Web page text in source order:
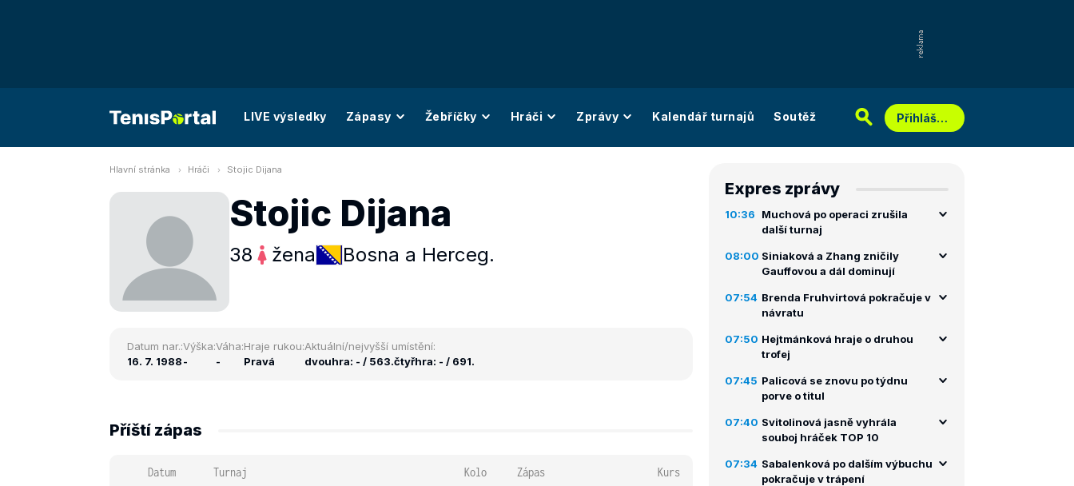
LIVE výsledky Zápasy Žebříčky Hráči Zprávy Kalendář turnajů Soutěž Přihlášení
Hlavní stránka Hráči Stojic Dijana
Stojic Dijana
38 žena Bosna a Herceg.
Datum nar.:
16. 7. 1988
Výška:
-
Váha:
-
Hraje rukou:
Pravá
Aktuální/nejvyšší umístění:
dvouhra: - / 563.čtyřhra: - / 691.
Příští zápas
Datum Turnaj Kolo Zápas Kurs
Expres zprávy
10:36
Muchová po operaci zrušila
další turnaj
08:00 Siniaková a Zhang zničily
Gauffovou a dál dominují
07:54 Brenda Fruhvirtová pokračuje v
návratu
07:50 Hejtmánková hraje o druhou
trofej
07:45 Palicová se znovu po týdnu
porve o titul
07:40 Svitolinová jasně vyhrála
souboj hráček TOP 10
07:34 Sabalenková po dalším výbuchu
pokračuje v trápení